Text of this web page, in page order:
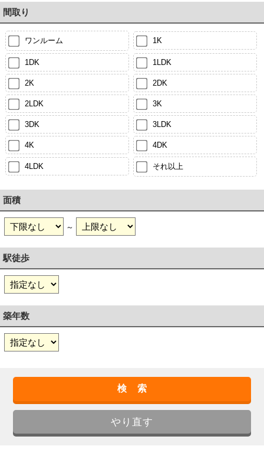
間取り
ワンルーム 1K
1DK 1LDK
2K 2DK
2LDK 3K
3DK 3LDK
4K 4DK
4LDK それ以上
面積
～
駅徒歩
築年数